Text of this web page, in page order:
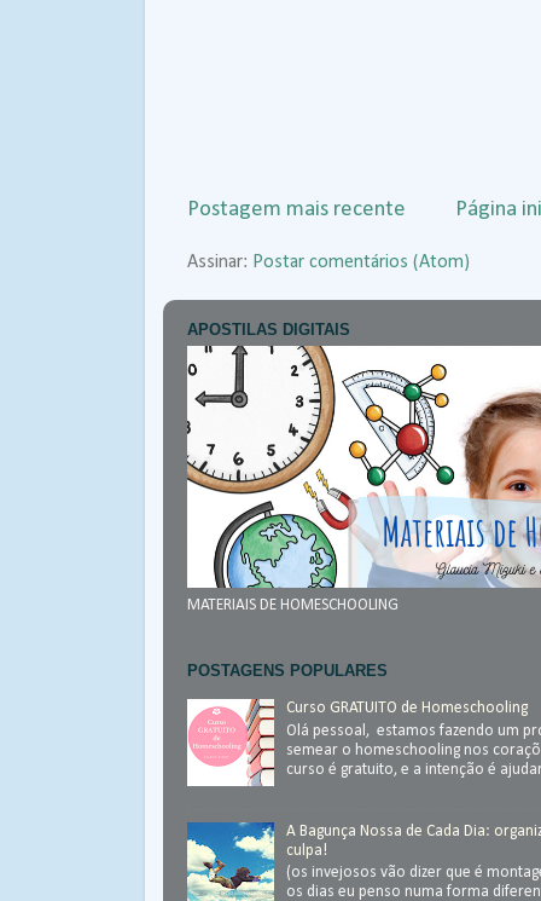
Postagem mais recente Página
Assinar: Postar comentários (Atom)
APOSTILAS DIGITAIS
MATERIAIS DE HOMESCHOOLING
POSTAGENS POPULARES
Curso GRATUITO de Homeschooling
Olá pessoal, estamos fazendo um
semear o homeschooling nos
curso é gratuito, e a intenção é
A Bagunça Nossa de Cada Dia:
culpa!
(os invejosos vão dizer que é
os dias eu penso numa forma